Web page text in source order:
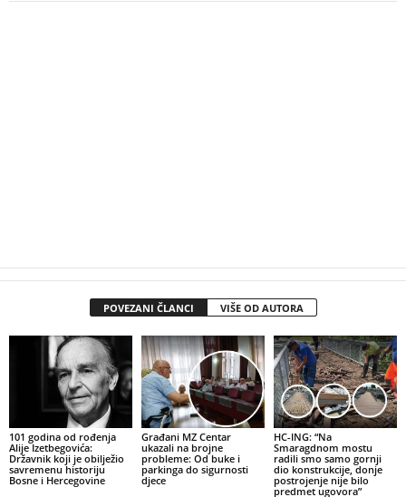
POVEZANI ČLANCI VIŠE OD AUTORA
101 godina od rođenja
Alije Izetbegovića:
Državnik koji je obilježio
savremenu historiju
Bosne i Hercegovine
Građani MZ Centar
ukazali na brojne
probleme: Od buke i
parkinga do sigurnosti
djece
HC-ING: “Na
Smaragdnom mostu
radili smo samo gornji
dio konstrukcije, donje
postrojenje nije bilo
predmet ugovora”